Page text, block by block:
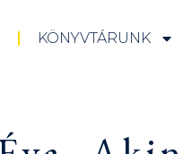
KÖNYVTÁRUNK